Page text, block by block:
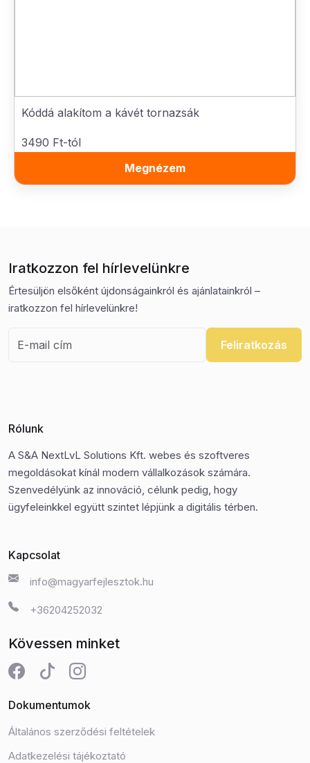
Kóddá alakítom a kávét tornazsák
3490 Ft-tól
Megnézem
Iratkozzon fel hírlevelünkre
Értesüljön elsőként újdonságainkról és ajánlatainkról –
iratkozzon fel hírlevelünkre!
Feliratkozás
Rólunk
A S&A NextLvL Solutions Kft. webes és szoftveres
megoldásokat kínál modern vállalkozások számára.
Szenvedélyünk az innováció, célunk pedig, hogy
ügyfeleinkkel együtt szintet lépjünk a digitális térben.
Kapcsolat
info@magyarfejlesztok.hu
+36204252032
Kövessen minket
Dokumentumok
Általános szerződési feltételek
Adatkezelési tájékoztató